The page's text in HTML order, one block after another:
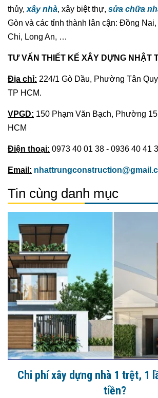
thủy, xây nhà, xây biệt thự, sửa chữa
Gòn và các tỉnh thành lân cận: Đồng
Chi, Long An, …
TƯ VẤN THIẾT KẾ XÂY DỰNG NHẬT
Địa chỉ: 224/1 Gò Dầu, Phường Tân
TP HCM.
VPGD: 150 Phạm Văn Bạch, Phường
HCM
Điện thoại: 0973 40 01 38 - 0936 40 41
Email:
Tin cùng danh mục
Chi phí xây dựng nhà 1 trệt, 1
tiền?